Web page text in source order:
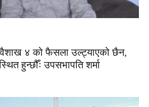
४ को फैसला उल्ट्याएको छैन,
हुन्छौँः उपसभापति शर्मा